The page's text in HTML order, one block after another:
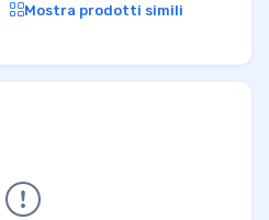
Mostra prodotti simili